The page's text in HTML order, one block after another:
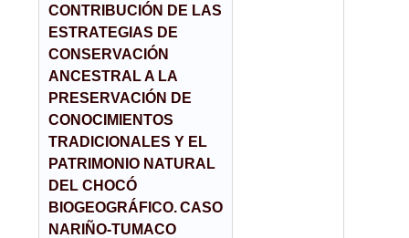
CONTRIBUCIÓN DE LAS
ESTRATEGIAS DE
CONSERVACIÓN
ANCESTRAL A LA
PRESERVACIÓN DE
CONOCIMIENTOS
TRADICIONALES Y EL
PATRIMONIO NATURAL
DEL CHOCÓ
BIOGEOGRÁFICO. CASO
NARIÑO-TUMACO